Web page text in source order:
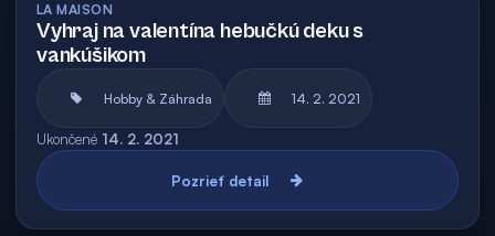
LA MAISON
Vyhraj na valentína hebučkú deku s
vankúšikom
Hobby & Záhrada 14. 2. 2021
Ukončené 14. 2. 2021
Pozrieť detail